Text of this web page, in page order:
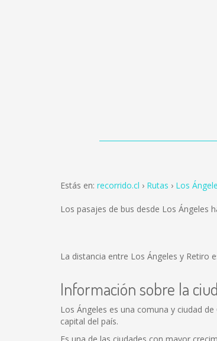
Estás en: recorrido.cl Rutas Los
Los pasajes de bus desde Los Ángeles
La distancia entre Los Ángeles y Retiro
Información sobre la
Los Ángeles es una comuna y ciudad
capital del país.